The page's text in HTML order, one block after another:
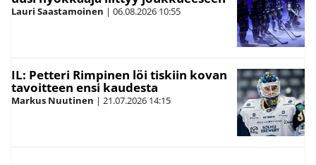
Lauri Saastamoinen | 06.08.2026 10:55
IL: Petteri Rimpinen löi tiskiin kovan
tavoitteen ensi kaudesta
Markus Nuutinen | 21.07.2026 14:15